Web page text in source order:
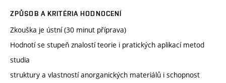
ZPŮSOB A KRITÉRIA HODNOCENÍ
Zkouška je ústní (30 minut příprava)
Hodnotí se stupeň znalostí teorie i pratických aplikací metod
studia
struktury a vlastností anorganických materiálů i schopnost